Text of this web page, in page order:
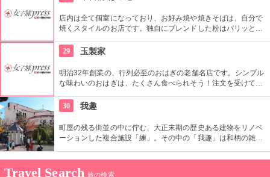
店内は全て個室になっており、お好み焼や焼きそばは、自分で
焼くスタイルのお店です。独自にブレンドした粉はパリッとし
ナルのお好み焼を食すのもまたよし。
29 玉製家
明治32年創業の、行列必至のおはぎの老舗名店です。シンプル
な味わいのおはぎは、たくさん食べられそう！注文を受けてか
い！きなこや粒あんなどのおはぎがあります。
30 我趣
町屋の残る街並の中に佇む、大正末期の歴史ある建物をリノベ
ーションした複合施設「練」。その中の「我趣」は和柄の雑貨
いて持つのが楽しくなるものばかり。斬新で個性光るアナタだ
けの１品を探しちゃおう。
Travel Search 旅の検索